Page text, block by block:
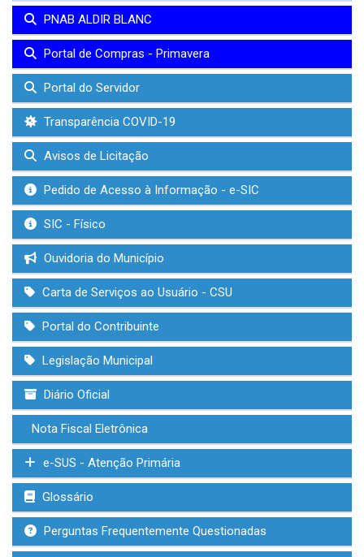
PNAB ALDIR BLANC
Portal de Compras - Primavera
Portal do Servidor
Transparência COVID-19
Avisos de Licitação
Pedido de Acesso à Informação - e-SIC
SIC - Físico
Ouvidoria do Município
Carta de Serviços ao Usuário - CSU
Portal do Contribuinte
Legislação Municipal
Diário Oficial
Nota Fiscal Eletrônica
e-SUS - Atenção Primária
Glossário
Perguntas Frequentemente Questionadas